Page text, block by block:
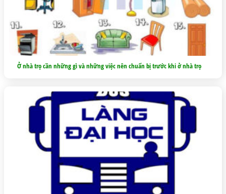
Ở nhà trọ cần những gì và những việc nên chuẩn bị trước khi ở nhà trọ